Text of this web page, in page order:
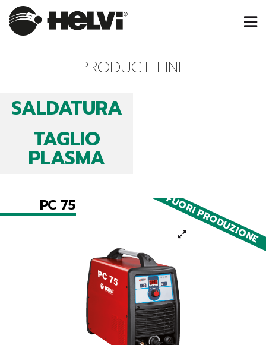
PRODUCT LINE
SALDATURA
TAGLIO
PLASMA
FUORI PRODUZIONE
PC 75